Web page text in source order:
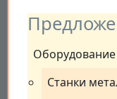
Оборудование
Станки